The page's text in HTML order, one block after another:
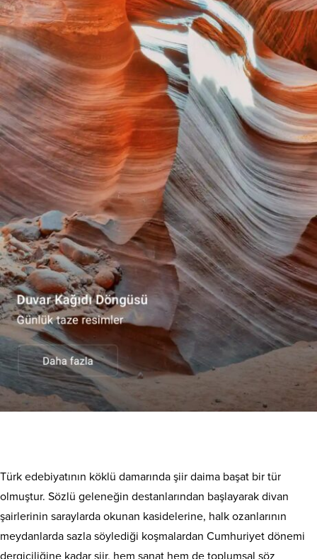
Türk edebiyatının köklü damarında şiir daima başat bir tür
olmuştur. Sözlü geleneğin destanlarından başlayarak divan
şairlerinin saraylarda okunan kasidelerine, halk ozanlarının
meydanlarda sazla söylediği koşmalardan Cumhuriyet dönemi
dergiciliğine kadar şiir, hem sanat hem de toplumsal söz